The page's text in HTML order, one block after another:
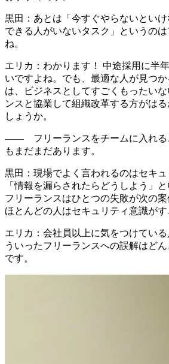
黒田：あとは 「今すぐやらないとい
できる人がいないタスク」というの
ね。
エリカ：わかります！ 中途採用に半
いですよね。でも、最適な人が見つ
は、ビジネスとしてすごくもったい
ンスと協業して組織改革する方がは
しょうか。
—— フリーランスをチームに入れる
もまだまだあります。
黒田：現場でよく言われるのはセキュ
「情報を漏らされたらどうしよう」
フリーランスはひとつの失敗が次の案
ほとんどの人はセキュリティ意識が
エリカ：会社員以上に気をつけてい
ういったフリーランスへの誤解はど
です。